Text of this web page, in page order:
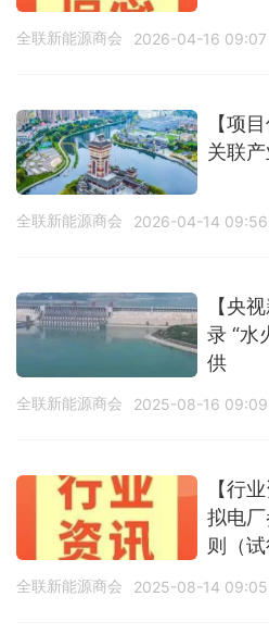
全联新能源商会 2026-04-16 09:07
【项
关联
全联新能源商会 2026-04-14 09:56
【央
录 “水
供
全联新能源商会 2025-08-16 09:09
【行
拟电
则（
全联新能源商会 2025-08-14 09:05